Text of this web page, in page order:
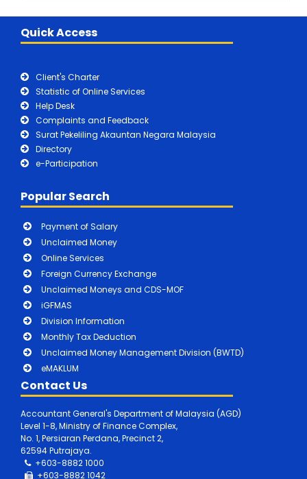
Quick Access
Client's Charter
Statistic of Online Services
Help Desk
Complaints and Feedback
Surat Pekeliling Akauntan Negara Malaysia
Directory
e-Participation
Popular Search
Payment of Salary
Unclaimed Money
Online Services
Foreign Currency Exchange
Unclaimed Moneys and CDS-MOF
iGFMAS
Division Information
Monthly Tax Deduction
Unclaimed Money Management Division (BWTD)
eMAKLUM
Contact Us
Accountant General's Department of Malaysia (AGD)
Level 1-8, Ministry of Finance Complex,
No. 1, Persiaran Perdana, Precinct 2,
62594 Putrajaya.
+603-8882 1000
+603-88821042